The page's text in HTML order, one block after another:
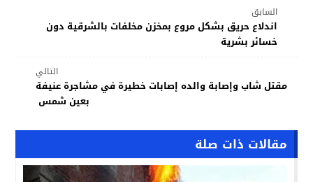
السابق
اندلاع حريق بشكل مروع بمخزن مخلفات بالشرقية دون
خسائر بشرية
التالي
مقتل شاب وإصابة والده إصابات خطيرة في مشاجرة عنيفة
بعين شمس
مقالات ذات صلة